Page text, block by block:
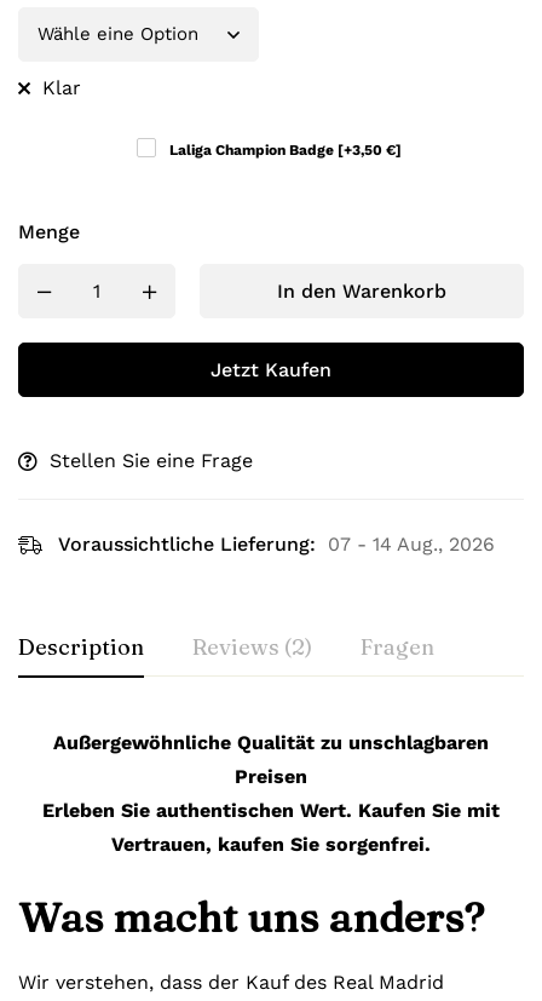
Klar
Laliga Champion Badge [+3,50 €]
Menge
In den Warenkorb
Jetzt Kaufen
Stellen Sie eine Frage
Voraussichtliche Lieferung: 07 - 14 Aug., 2026
Description Reviews (2) Fragen
Außergewöhnliche Qualität zu unschlagbaren
Preisen
Erleben Sie authentischen Wert. Kaufen Sie mit
Vertrauen, kaufen Sie sorgenfrei.
Was macht uns anders?
Wir verstehen, dass der Kauf des Real Madrid